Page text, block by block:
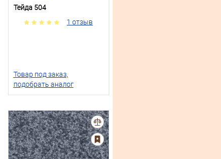
Тейда 504
1 отзыв
Товар под заказ,
подобрать аналог